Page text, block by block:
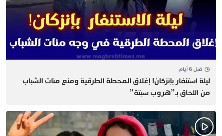
قبل 6 أيام
​ليلة استنفار بإنزكان! إغلاق المحطة الطرقية ومنع مئات الشباب
من اللحاق بـ”هروب سبتة”